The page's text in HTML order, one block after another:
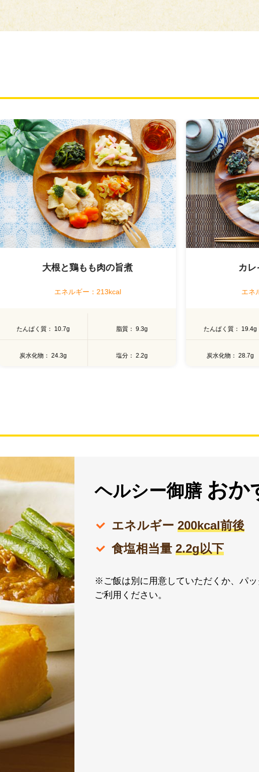
【献立名】 豚肉とチンゲン菜の塩炒め
【栄養価】
エネルギー：216kcal
大根と鶏もも肉の旨煮
エネルギー：213kcal
たんぱく質 10.7g 脂質 9.3g
炭水化物 24.3g 塩分 2.2g
カレ
エネ
たんぱく質 19.4g
炭水化物 28.7g
ヘルシー御膳 おか
エネルギー 200kcal前後
食塩相当量 2.2g以下
※ご飯は別に用意していただくか、パ
ご利用ください。